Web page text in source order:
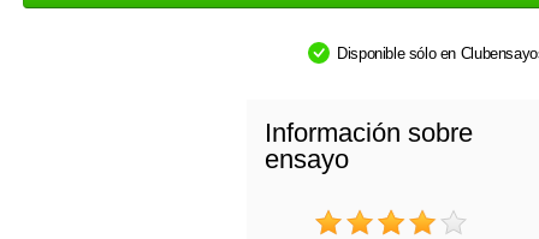
Disponible sólo en
Información sobre
ensayo